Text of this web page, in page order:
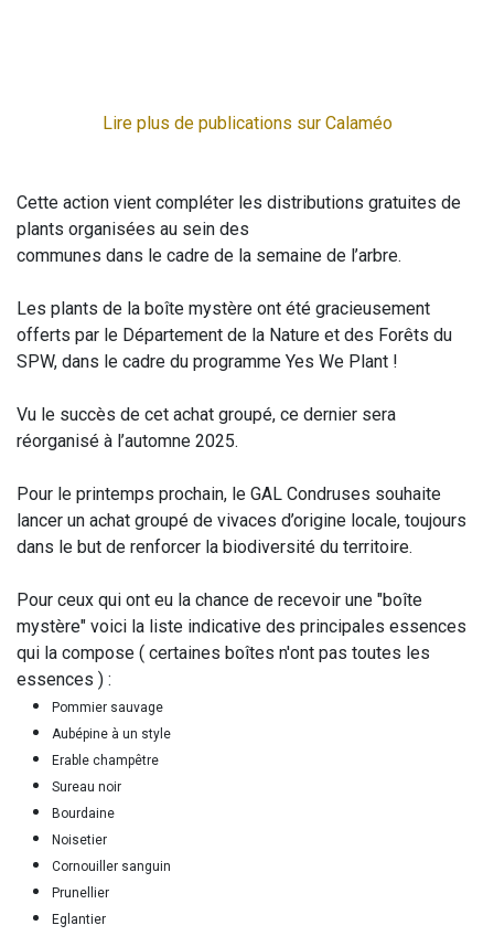
Lire plus de publications sur Calaméo
Cette action vient compléter les distributions gratuites de
plants organisées au sein des
communes dans le cadre de la semaine de l’arbre.
Les plants de la boîte mystère ont été gracieusement
offerts par le Département de la Nature et des Forêts du
SPW, dans le cadre du programme Yes We Plant !
Vu le succès de cet achat groupé, ce dernier sera
réorganisé à l’automne 2025.
Pour le printemps prochain, le GAL Condruses souhaite
lancer un achat groupé de vivaces d’origine locale, toujours
dans le but de renforcer la biodiversité du territoire.
Pour ceux qui ont eu la chance de recevoir une "boîte
mystère" voici la liste indicative des principales essences
qui la compose ( certaines boîtes n'ont pas toutes les
essences ) :
Pommier sauvage
Aubépine à un style
Erable champêtre
Sureau noir
Bourdaine
Noisetier
Cornouiller sanguin
Prunellier
Eglantier